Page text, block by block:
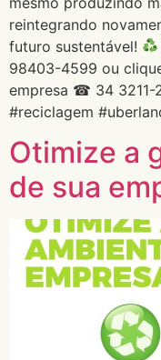
reintegrando
futuro sustentável!
98403-4599 ou
empresa ☎ 34 3211-
#reciclagem
Otimize a
de sua